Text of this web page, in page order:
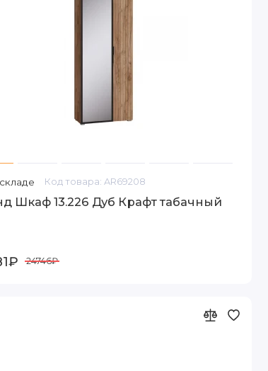
Код товара: AR69208
Шкаф 13.226 Дуб Крафт табачный
24746₽